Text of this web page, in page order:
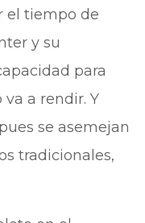
el tiempo de
y su
para
a rendir. Y
se asemejan
tradicionales,